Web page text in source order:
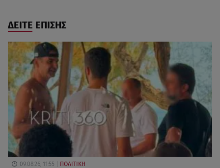
ΔΕΙΤΕ ΕΠΙΣΗΣ
09.08.26, 11:55 ΠΟΛΙΤΙΚΗ